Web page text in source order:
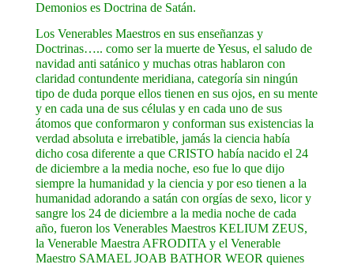
Demonios es Doctrina de Satán.
Los Venerables Maestros en sus enseñanzas y
Doctrinas….. como ser la muerte de Yesus, el saludo de
navidad anti satánico y muchas otras hablaron con
claridad contundente meridiana, categoría sin ningún
tipo de duda porque ellos tienen en sus ojos, en su mente
y en cada una de sus células y en cada uno de sus
átomos que conformaron y conforman sus existencias la
verdad absoluta e irrebatible, jamás la ciencia había
dicho cosa diferente a que CRISTO había nacido el 24
de diciembre a la media noche, eso fue lo que dijo
siempre la humanidad y la ciencia y por eso tienen a la
humanidad adorando a satán con orgías de sexo, licor y
sangre los 24 de diciembre a la media noche de cada
año, fueron los Venerables Maestros KELIUM ZEUS,
la Venerable Maestra AFRODITA y el Venerable
Maestro SAMAEL JOAB BATHOR WEOR quienes